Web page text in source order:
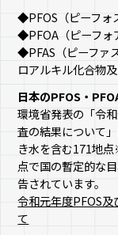
◆PFOS（ピーフォ
◆PFOA（ピーフォ
◆PFAS（ピーファ
ロアルキル化合物
日本のPFOS・
環境省発表の「令
査の結果について
き水を含む171地
点で国の暫定的な
告されています。
令和元年度PFOS
て